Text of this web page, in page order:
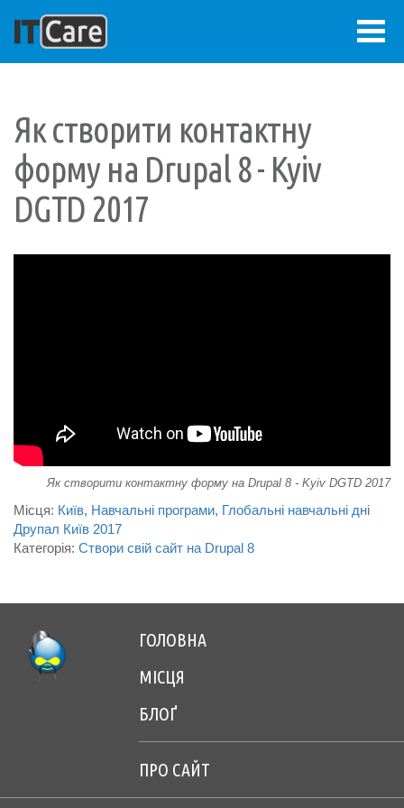
вмісту
Меню
облікового
запису
користувача
ВХІД
Основна
ГОЛОВНА
Як створити контактну
форму на Drupal 8 - Kyiv
DGTD 2017
Як створити контактну форму на Drupal 8 - Kyiv DGTD 2017
Місця: Київ Навчальні програми Глобальні навчальні дні
Друпал Київ 2017
Категорія: Створи свій сайт на Drupal 8
Footer
menu
center
ГОЛОВНА
МІСЦЯ
БЛОҐ
Footer
ПРО САЙТ